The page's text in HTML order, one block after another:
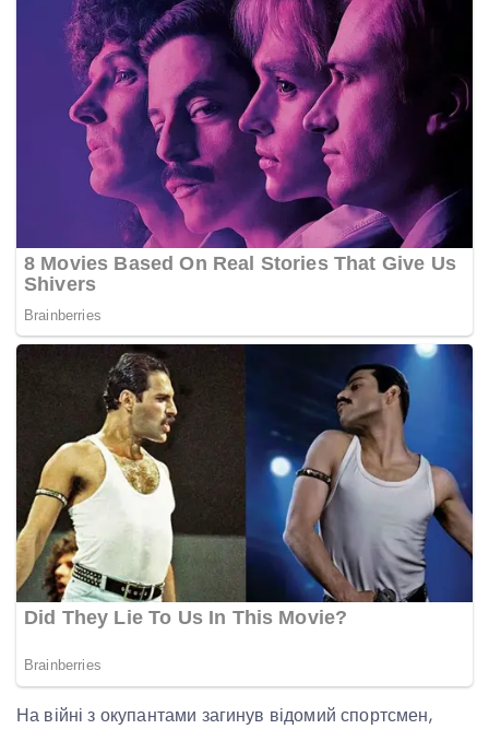
На війні з окупантами загинув відомий спортсмен,